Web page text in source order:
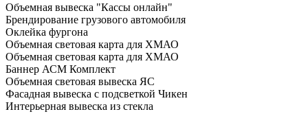
Объемная вывеска "Кассы онлайн"
Брендирование грузового автомобиля
Оклейка фургона
Объемная световая карта для ХМАО
Объемная световая карта для ХМАО
Баннер АСМ Комплект
Объемная световая вывеска ЯС
Фасадная вывеска с подсветкой Чикен
Интерьерная вывеска из стекла